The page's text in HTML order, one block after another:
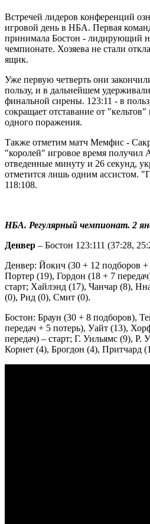
Встречей лидеров конференций
игровой день в НБА. Первая
принимала Бостон - лидирующий
чемпионате. Хозяева не стали
ящик.
Уже первую четверть они
пользу, и в дальнейшем
финальной сирены. 123:11 - в
сокращает отставание от
одного поражения.
Также отметим матч Мемфис -
"королей" игровое время получил
отведенные минуту и 26 секунд,
отметится лишь одним ассистом.
118:108.
НБА. Регулярный чемпионат. 2
Денвер – Бостон 123:111 (37:28,
Денвер: Йокич (30 + 12 подборов +
Портер (19), Гордон (18 + 7
старт; Хайлэнд (17), Чанчар (8),
(0), Рид (0), Смит (0).
Бостон: Браун (30 + 8 подборов),
передач + 5 потерь), Уайт (13),
передач) – старт; Г. Уильямс (9), Р.
Корнет (4), Брогдон (4), Притчард